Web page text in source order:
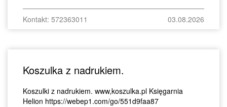
Kontakt: 572363011 03.08.2026
Koszulka z nadrukiem.
Koszulki z nadrukiem. www,koszulka.pl Księgarnia
Helion https://webep1.com/go/551d9faa87